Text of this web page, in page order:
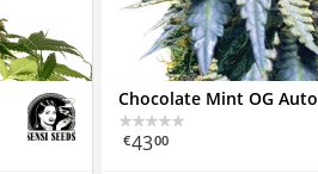
Chocolate Mint OG Auto
€4300